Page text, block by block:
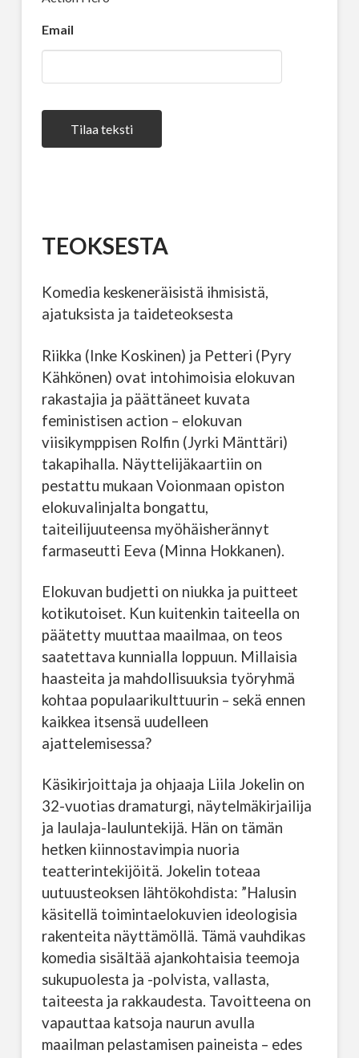
Email
Tilaa teksti
TEOKSESTA
Komedia keskeneräisistä ihmisistä,
ajatuksista ja taideteoksesta
Riikka (Inke Koskinen) ja Petteri (Pyry
Kähkönen) ovat intohimoisia elokuvan
rakastajia ja päättäneet kuvata
feministisen action – elokuvan
viisikymppisen Rolfin (Jyrki Mänttäri)
takapihalla. Näyttelijäkaartiin on
pestattu mukaan Voionmaan opiston
elokuvalinjalta bongattu,
taiteilijuuteensa myöhäisherännyt
farmaseutti Eeva (Minna Hokkanen).
Elokuvan budjetti on niukka ja puitteet
kotikutoiset. Kun kuitenkin taiteella on
päätetty muuttaa maailmaa, on teos
saatettava kunnialla loppuun. Millaisia
haasteita ja mahdollisuuksia työryhmä
kohtaa populaarikulttuurin – sekä ennen
kaikkea itsensä uudelleen
ajattelemisessa?
Käsikirjoittaja ja ohjaaja Liila Jokelin on
32-vuotias dramaturgi, näytelmäkirjailija
ja laulaja-lauluntekijä. Hän on tämän
hetken kiinnostavimpia nuoria
teatterintekijöitä. Jokelin toteaa
uutuusteoksen lähtökohdista: ”Halusin
käsitellä toimintaelokuvien ideologisia
rakenteita näyttämöllä. Tämä vauhdikas
komedia sisältää ajankohtaisia teemoja
sukupuolesta ja -polvista, vallasta,
taiteesta ja rakkaudesta. Tavoitteena on
vapauttaa katsoja naurun avulla
maailman pelastamisen paineista – edes